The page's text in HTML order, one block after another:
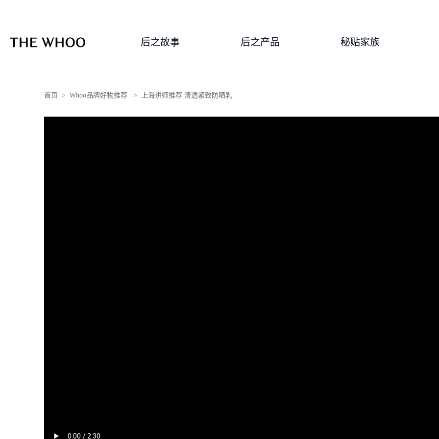
后之故事 后之产品 秘贴家族
首页 > Whoo品牌好物推荐 > 上海讲师推荐 清透紧致防晒乳